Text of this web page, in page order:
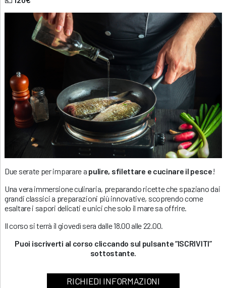
Due serate per imparare a pulire, sfilettare e cucinare il pesce!
Una vera immersione culinaria, preparando ricette che spaziano dai
grandi classici a preparazioni più innovative, scoprendo come
esaltare i sapori delicati e unici che solo il mare sa offrire.
Il corso si terrà il giovedì sera dalle 18.00 alle 22.00.
Puoi iscriverti al corso cliccando sul pulsante “ISCRIVITI”
sottostante.
RICHIEDI INFORMAZIONI